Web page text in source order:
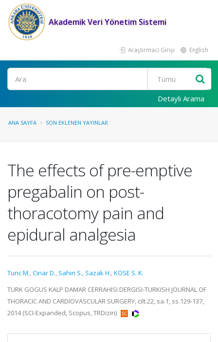
Akademik Veri Yönetim Sistemi
Araştırmacı Girişi English
Ara
Detaylı Arama
ANA SAYFA SON EKLENEN YAYINLAR
The effects of pre-emptive
pregabalin on post-
thoracotomy pain and
epidural analgesia
Tunc M.,Cinar D., Sahin S., Sazak H.,KÖSE S. K.
TURK GOGUS KALP DAMAR CERRAHISI DERGISI-TURKISH JOURNAL OF
THORACIC AND CARDIOVASCULAR SURGERY, cilt.22, sa.1, ss.129-137,
2014 (SCI-Expanded, Scopus, TRDizin)